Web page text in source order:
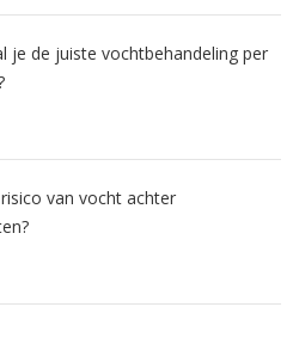
je de juiste vochtbehandeling per
van vocht achter